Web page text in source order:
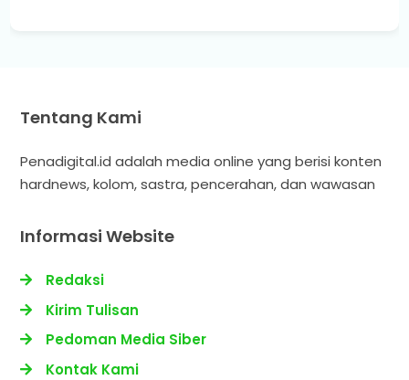
Tentang Kami
Penadigital.id adalah media online yang berisi konten
hardnews, kolom, sastra, pencerahan, dan wawasan
Informasi Website
Redaksi
Kirim Tulisan
Pedoman Media Siber
Kontak Kami